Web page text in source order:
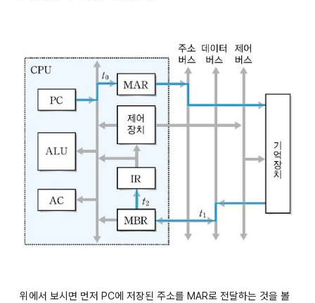
위에서 보시면 먼저 PC에 저장된 주소를 MAR로 전달하는 것을 볼